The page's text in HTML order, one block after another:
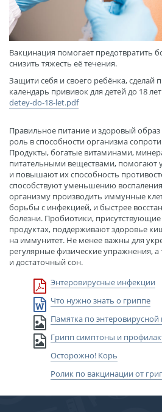
Вакцинация помогает предотвратить
снизить тяжесть её течения.
Защити себя и своего ребёнка,
календарь прививок для детей до 18 лет
detey-do-18-let.pdf
Правильное питание и здоровый
роль в способности организма
Продукты, богатые витаминами,
питательными веществами, помогают
и повышают их способность
способствуют уменьшению
организму производить иммунные
борьбы с инфекцией, и быстрее
болезни. Пробиотики,
продуктах, поддерживают здоровье
на иммунитет. Не менее важны для
регулярные физические упражнения, а
и достаточный сон.
Энтеровирусные инфекции
Что нужно знать о гриппе
Памятка по
Грипп симптоны и
Осторожно! Корь
Ролик по вакцинации от